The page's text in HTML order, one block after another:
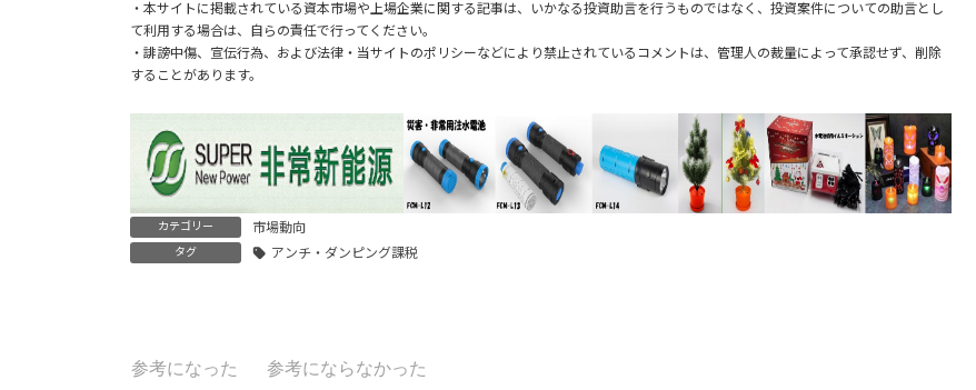
・本サイトに掲載されている資本市場や上場企業に関する記事は、いかなる投資助言を行うものではなく、投資案件についての助言とし
て利用する場合は、自らの責任で行ってください。
・誹謗中傷、宣伝行為、および法律・当サイトのポリシーなどにより禁止されているコメントは、管理人の裁量によって承認せず、削除
することがあります。
カテゴリー 市場動向
タグ アンチ・ダンピング課税
参考になった 参考にならなかった